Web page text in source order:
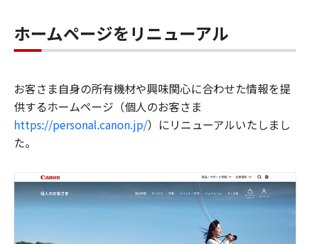
ホームページをリニューアル
お客さま自身の所有機材や興味関心に合わせた情報を提
供するホームページ（個人のお客さま
https://personal.canon.jp/）にリニューアルいたしまし
た。